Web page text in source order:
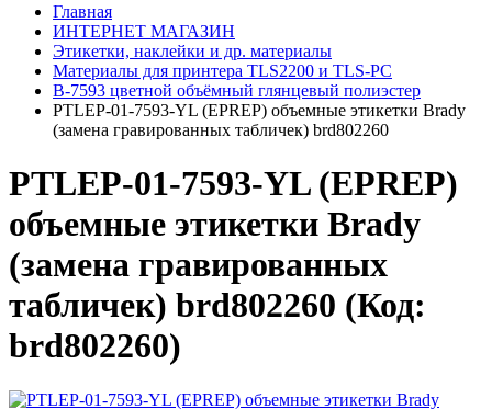
Главная
ИНТЕРНЕТ МАГАЗИН
Этикетки, наклейки и др. материалы
Материалы для принтера TLS2200 и TLS-PC
B-7593 цветной объёмный глянцевый полиэстер
PTLEP-01-7593-YL (EPREP) объемные этикетки Brady
(замена гравированных табличек) brd802260
PTLEP-01-7593-YL (EPREP)
объемные этикетки Brady
(замена гравированных
табличек) brd802260 (Код:
brd802260)